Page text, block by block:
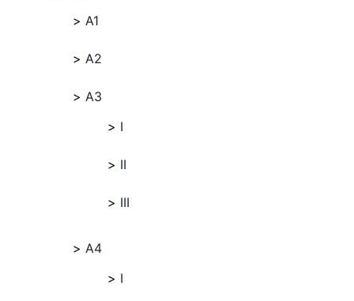
A1
A2
A3
I
II
III
A4
I